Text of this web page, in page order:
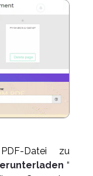
Datei zu
“